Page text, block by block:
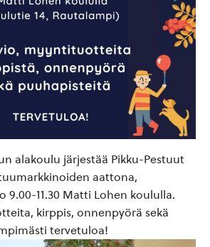
alakoulu järjestää Pikku-Pestuut
aattona,
9.00-11.30 Matti Lohen koululla.
kirppis, onnenpyörä sekä
tervetuloa!